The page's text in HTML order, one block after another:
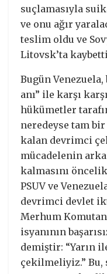
suçlamasıyla
ve onu ağır
teslim oldu ve
Litovsk’ta
Bugün
anı” ile karşı
hükümetler
neredeyse tam
kalan devrimci
mücadelenin
kalmasını
PSUV ve
devrimci devlet
Merhum Komutan
isyanının
demiştir: “Yarın
çekilmeliyiz.” Bu,